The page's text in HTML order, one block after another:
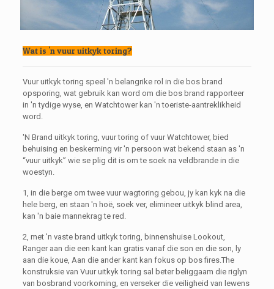
Wat is 'n vuur uitkyk toring?
Vuur uitkyk toring speel 'n belangrike rol in die bos brand
opsporing, wat gebruik kan word om die bos brand rapporteer
in 'n tydige wyse, en Watchtower kan 'n toeriste-aantreklikheid
word.
'N Brand uitkyk toring, vuur toring of vuur Watchtower, bied
behuising en beskerming vir 'n persoon wat bekend staan ​​as 'n
“vuur uitkyk” wie se plig dit is om te soek na veldbrande in die
woestyn.
1, in die berge om twee vuur wagtoring gebou, jy kan kyk na die
hele berg, en staan ​​'n hoë, soek ver, elimineer uitkyk blind area,
kan 'n baie mannekrag te red.
2, met 'n vaste brand uitkyk toring, binnenshuise Lookout,
Ranger aan die een kant kan gratis vanaf die son en die son, ly
aan die koue, Aan die ander kant kan fokus op bos fires.The
konstruksie van Vuur uitkyk toring sal beter beliggaam die riglyn
van bosbrand voorkoming, en verseker die veiligheid van lewens